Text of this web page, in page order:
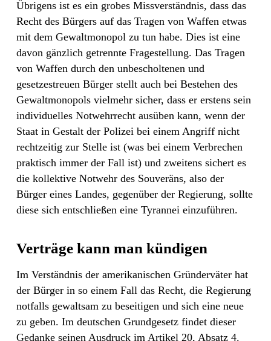
Übrigens ist es ein grobes Missverständnis, dass das
Recht des Bürgers auf das Tragen von Waffen etwas
mit dem Gewaltmonopol zu tun habe. Dies ist eine
davon gänzlich getrennte Fragestellung. Das Tragen
von Waffen durch den unbescholtenen und
gesetzestreuen Bürger stellt auch bei Bestehen des
Gewaltmonopols vielmehr sicher, dass er erstens sein
individuelles Notwehrrecht ausüben kann, wenn der
Staat in Gestalt der Polizei bei einem Angriff nicht
rechtzeitig zur Stelle ist (was bei einem Verbrechen
praktisch immer der Fall ist) und zweitens sichert es
die kollektive Notwehr des Souveräns, also der
Bürger eines Landes, gegenüber der Regierung, sollte
diese sich entschließen eine Tyrannei einzuführen.
Verträge kann man kündigen
Im Verständnis der amerikanischen Gründerväter hat
der Bürger in so einem Fall das Recht, die Regierung
notfalls gewaltsam zu beseitigen und sich eine neue
zu geben. Im deutschen Grundgesetz findet dieser
Gedanke seinen Ausdruck im Artikel 20, Absatz 4.